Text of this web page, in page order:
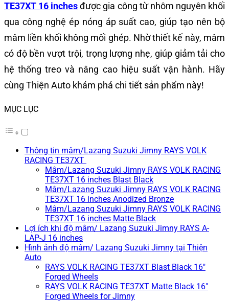
TE37XT 16 inchesđược gia công từ nhôm nguyên khối
qua công nghệ ép nóng áp suất cao, giúp tạo nên bộ
mâm liền khối không mối ghép. Nhờ thiết kế này, mâm
có độ bền vượt trội, trọng lượng nhẹ, giúp giảm tải cho
hệ thống treo và nâng cao hiệu suất vận hành. Hãy
cùng Thiện Auto khám phá chi tiết sản phẩm này!
MỤC LỤC
Thông tin mâm/Lazang Suzuki Jimny RAYS VOLK
RACING TE37XT
Mâm/Lazang Suzuki Jimny RAYS VOLK RACING
TE37XT 16 inches Blast Black
Mâm/Lazang Suzuki Jimny RAYS VOLK RACING
TE37XT 16 inches Anodized Bronze
Mâm/Lazang Suzuki Jimny RAYS VOLK RACING
TE37XT 16 inches Matte Black
Lợi ích khi độ mâm/ Lazang Suzuki Jimny RAYS A-
LAP-J 16 inches
Hình ảnh độ mâm/ Lazang Suzuki Jimny tại Thiện
Auto
RAYS VOLK RACING TE37XT Blast Black 16″
Forged Wheels
RAYS VOLK RACING TE37XT Matte Black 16″
Forged Wheels for Jimny